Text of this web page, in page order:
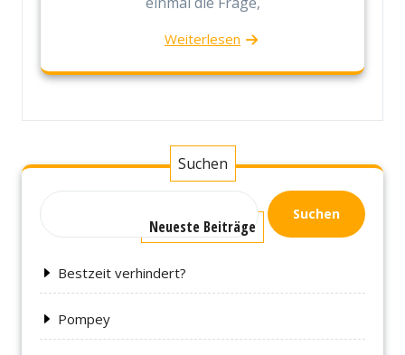
Weiterlesen
Suchen
Suchen
Neueste Beiträge
Bestzeit verhindert?
Pompey